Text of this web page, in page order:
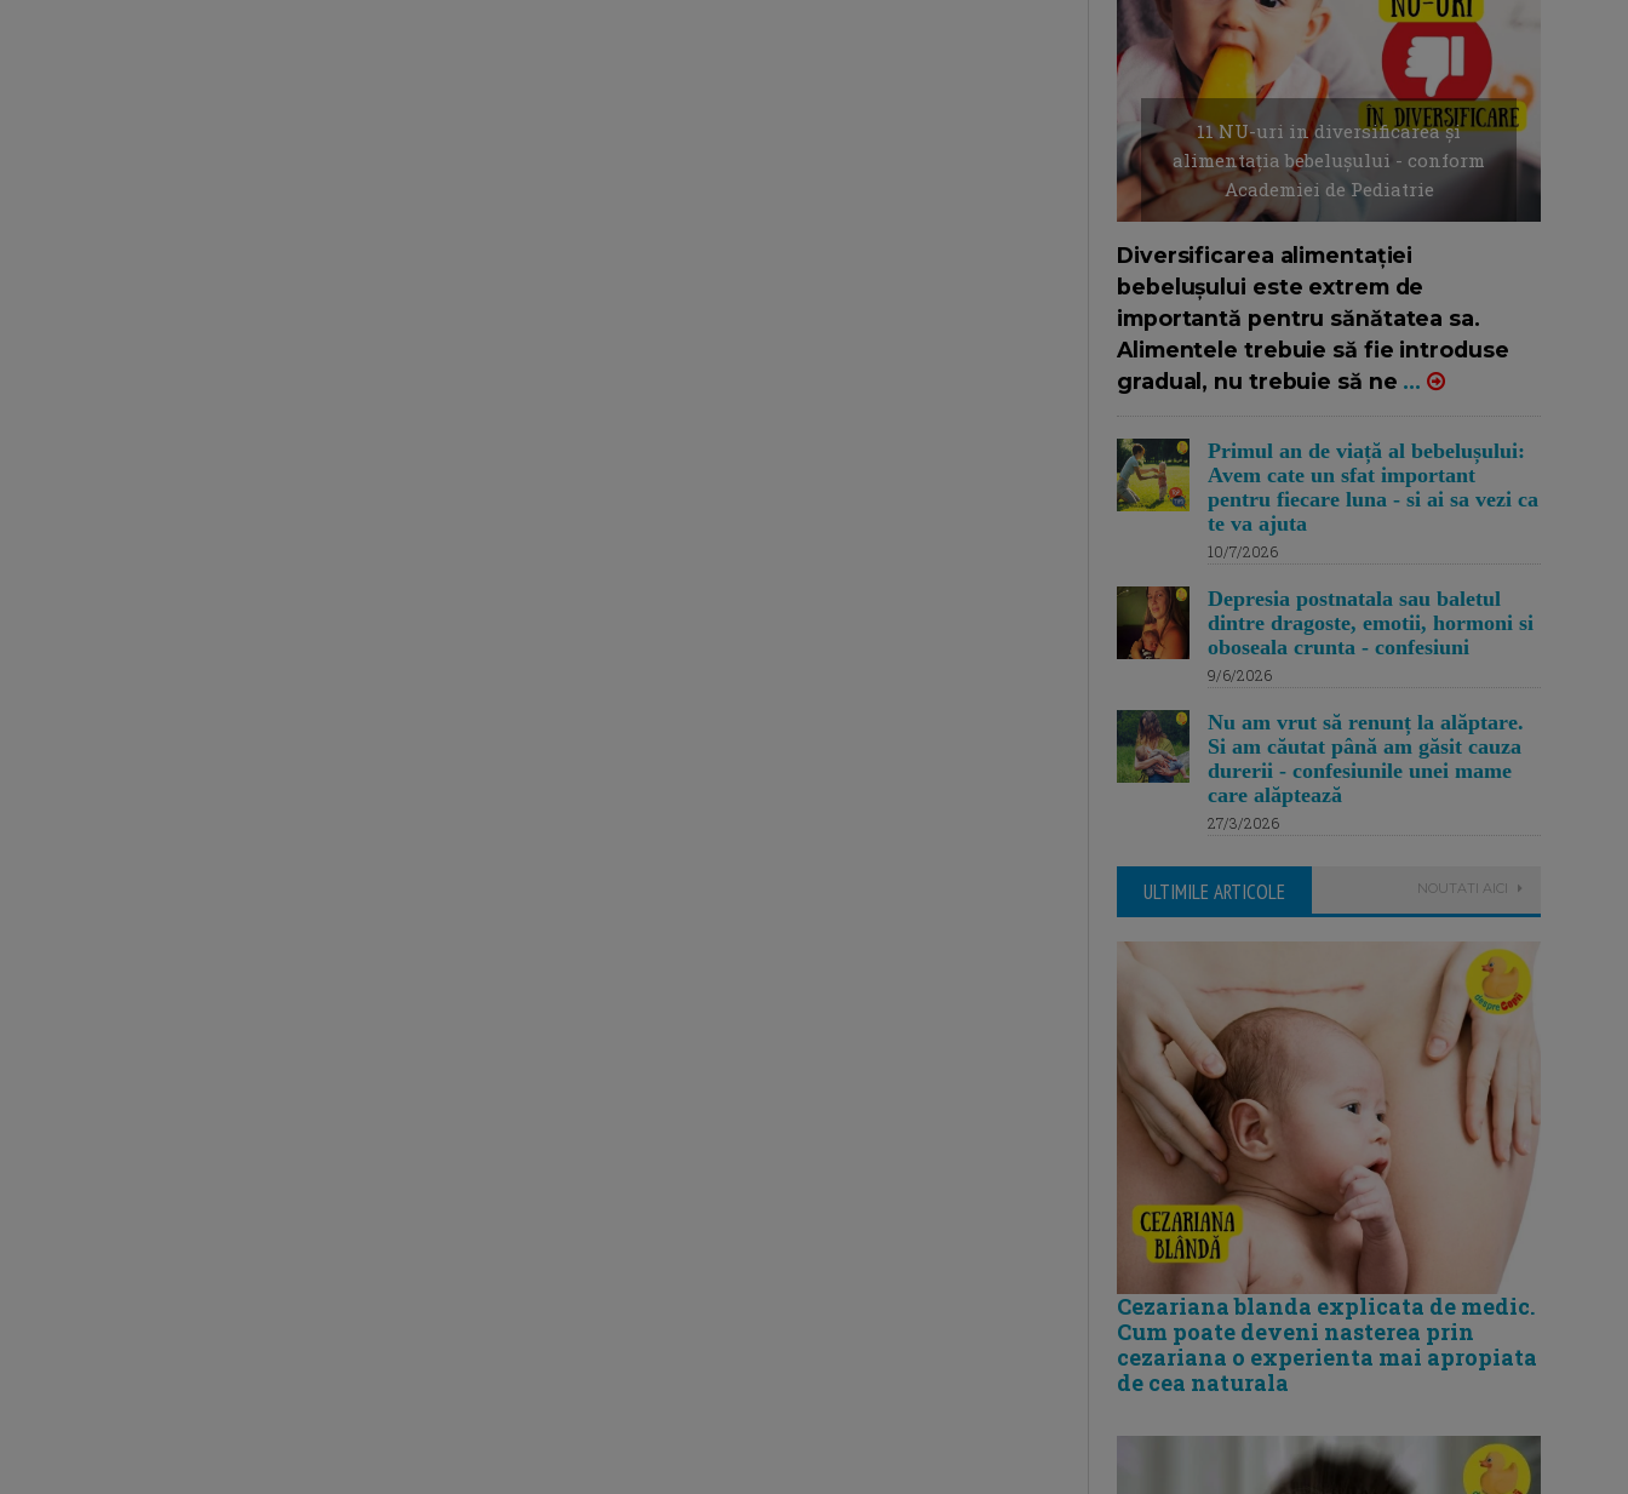
11 NU-uri in diversificarea și
alimentația bebelușului - conform
Academiei de Pediatrie
Diversificarea alimentației
bebelușului este extrem de
importantă pentru sănătatea sa.
Alimentele trebuie să fie introduse
gradual, nu trebuie să ne ...
Primul an de viață al bebelușului:
Avem cate un sfat important
pentru fiecare luna - si ai sa vezi ca
te va ajuta
10/7/2026
Depresia postnatala sau baletul
dintre dragoste, emotii, hormoni si
oboseala crunta - confesiuni
9/6/2026
Nu am vrut să renunț la alăptare.
Si am căutat până am găsit cauza
durerii - confesiunile unei mame
care alăptează
27/3/2026
ULTIMILE ARTICOLE NOUTATI AICI
Cezariana blanda explicata de medic.
Cum poate deveni nasterea prin
cezariana o experienta mai apropiata
de cea naturala